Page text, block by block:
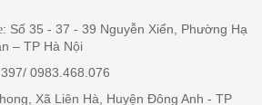
: Số 35 - 37 - 39 Nguyễn Xiển, Phường Hạ
– TP Hà Nội
0983.468.076
Xã Liên Hà, Huyện Đông Anh - TP